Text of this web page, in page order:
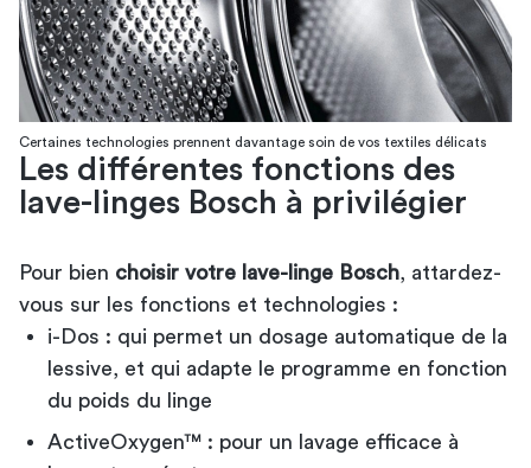
Certaines technologies prennent davantage soin de vos textiles délicats
Les différentes fonctions des
lave-linges Bosch à privilégier
Pour bien choisir votre lave-linge Bosch , attardez-
vous sur les fonctions et technologies :
i-Dos : qui permet un dosage automatique de la
lessive, et qui adapte le programme en fonction
du poids du linge
ActiveOxygen™ : pour un lavage efficace à